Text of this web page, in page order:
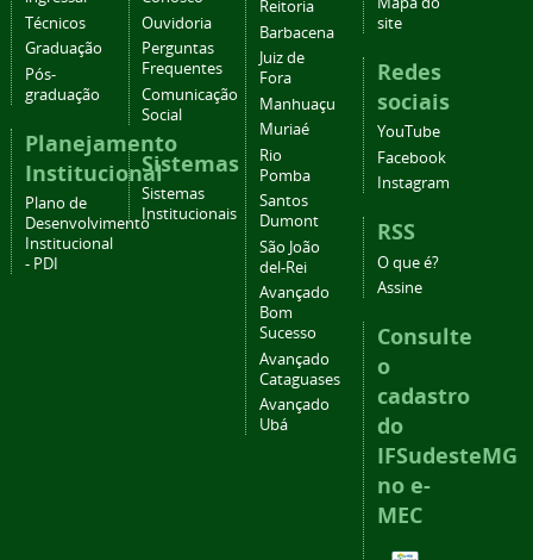
Técnicos
Graduação
Pós-
graduação
Planejamento
Institucional
Plano de
Desenvolvimento
Institucional
- PDI
Ouvidoria
Perguntas
Frequentes
Comunicação
Social
Sistemas
Sistemas
Institucionais
Reitoria
Barbacena
Juiz de
Fora
Manhuaçu
Muriaé
Rio
Pomba
Santos
Dumont
São João
del-Rei
Avançado
Bom
Sucesso
Avançado
Cataguases
Avançado
Ubá
site
Redes
sociais
YouTube
Facebook
Instagram
RSS
O que é?
Assine
Consulte
o
cadastro
do
IFSudesteMG
no e-
MEC